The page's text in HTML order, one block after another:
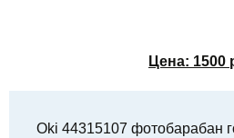
Цена: 1500
Oki 44315107 фотобарабан